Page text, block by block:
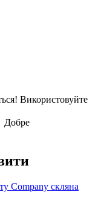
Використовуйте
Добре